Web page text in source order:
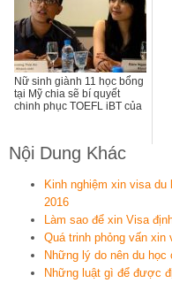
Nữ sinh giành 11 học bổng
tại Mỹ chia sẽ bí quyết
chinh phục TOEFL iBT của
Nội Dung Khác
Kinh nghiệm xin visa
2016
Làm sao để xin Visa
Quá trinh phỏng vấn
Những lý do nên du học
Những luật gì để được